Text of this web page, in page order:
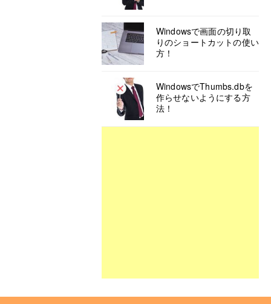
Windowsで画面の切り取
りのショートカットの使い
方！
WindowsでThumbs.dbを
作らせないようにする方
法！